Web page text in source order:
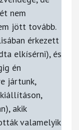
nem
jött tovább.
érkezett
elkísérni), és
én
jártunk,
akik
valamelyik